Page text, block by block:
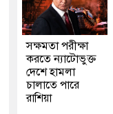
সক্ষমতা পরীক্ষা
করতে ন্যাটোভুক্ত
দেশে হামলা
চালাতে পারে
রাশিয়া